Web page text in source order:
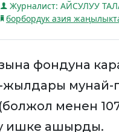
Журналист: АЙСУЛУУ
борбордук азия
фондуна
жылдары мунай-
(болжол менен
ишке ашырды.